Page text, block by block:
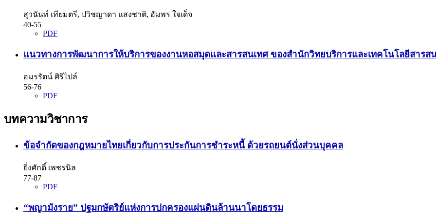
สุวนันท์ เทียมตรี, ปวิชญาดา แสงชาติ, อัมพร ใจเด็จ
40-55
PDF
แนวทางการพัฒนาการให้บริการของงานหอสมุดและสารสนเทศ ของสำนักวิทยบริการและเทคโนโลยีสารส
อมรรัตน์ ศิริไปล์
56-76
PDF
บทความวิชาการ
ข้อจำกัดของกฎหมายไทยเกี่ยวกับการประกันการชำระหนี้ ด้วยรถยนต์นั่งส่วนบุคคล
ยิ่งศักดิ์ เพชรนิล
77-87
PDF
“พญามังราย” ปฐมกษัตริย์แห่งการปกครองแผ่นดินล้านนาโดยธรรม